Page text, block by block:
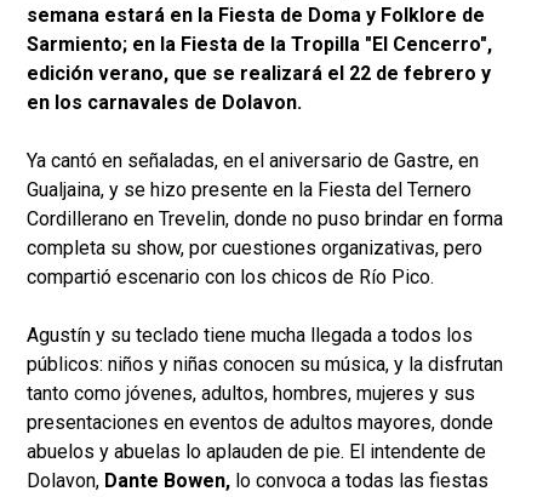
semana estará en la Fiesta de Doma y Folklore de
Sarmiento; en la Fiesta de la Tropilla "El Cencerro",
edición verano, que se realizará el 22 de febrero y
en los carnavales de Dolavon.
Ya cantó en señaladas, en el aniversario de Gastre, en
Gualjaina, y se hizo presente en la Fiesta del Ternero
Cordillerano en Trevelin, donde no puso brindar en forma
completa su show, por cuestiones organizativas, pero
compartió escenario con los chicos de Río Pico.
Agustín y su teclado tiene mucha llegada a todos los
públicos: niños y niñas conocen su música, y la disfrutan
tanto como jóvenes, adultos, hombres, mujeres y sus
presentaciones en eventos de adultos mayores, donde
abuelos y abuelas lo aplauden de pie. El intendente de
Dolavon, Dante Bowen, lo convoca a todas las fiestas